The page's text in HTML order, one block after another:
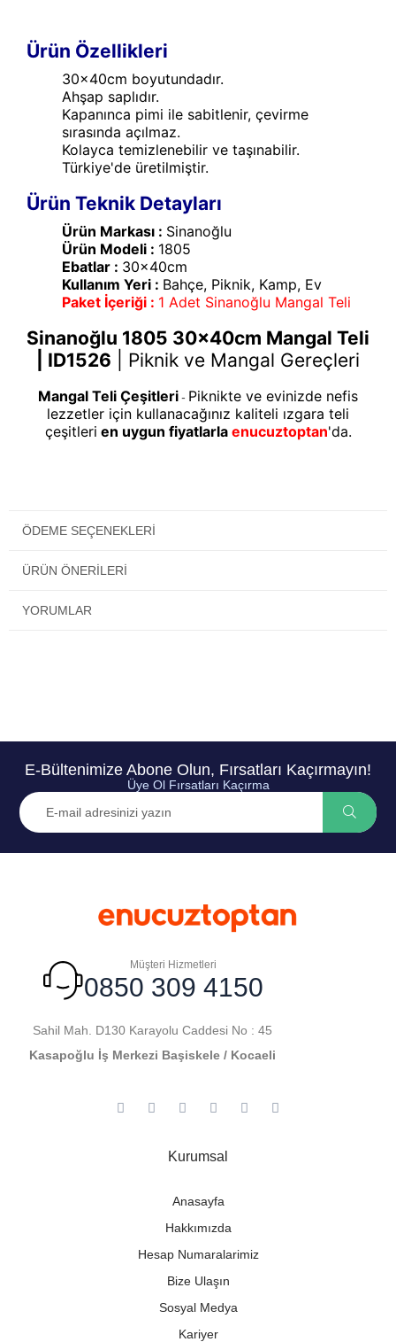
Ürün Özellikleri
30x40cm boyutundadır.
Ahşap saplıdır.
Kapanınca pimi ile sabitlenir, çevirme
sırasında açılmaz.
Kolayca temizlenebilir ve taşınabilir.
Türkiye'de üretilmiştir.
Ürün Teknik Detayları
Ürün Markası : Sinanoğlu
Ürün Modeli : 1805
Ebatlar : 30x40cm
Kullanım Yeri : Bahçe, Piknik, Kamp, Ev
Paket İçeriği : 1 Adet Sinanoğlu Mangal Teli
Sinanoğlu 1805 30x40cm Mangal Teli
| ID1526
Piknik ve Mangal Gereçleri
Mangal Teli Çeşitleri - Piknikte ve evinizde nefis
lezzetler için kullanacağınız kaliteli ızgara teli
çeşitleri en uygun fiyatlarla enucuztoptan'da.
ÖDEME SEÇENEKLERI
ÜRÜN ÖNERILERI
YORUMLAR
E-Bültenimize Abone Olun, Fırsatları Kaçırmayın!
Üye Ol Fırsatları Kaçırma
Müşteri Hizmetleri
0850 309 4150
Sahil Mah. D130 Karayolu Caddesi No : 45
Kasapoğlu İş Merkezi Başiskele / Kocaeli
Kurumsal
Anasayfa
Hakkımızda
Hesap Numaralarimiz
Bize Ulaşın
Sosyal Medya
Kariyer